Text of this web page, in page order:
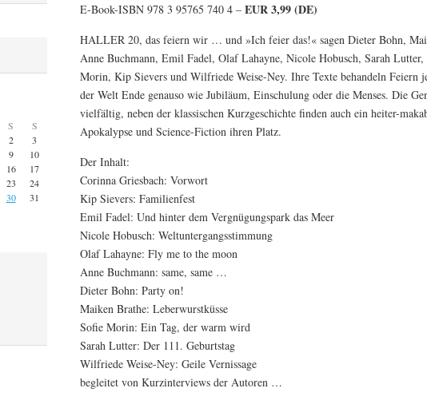
E-Book-ISBN 978 3 95765 740 4 – EUR 3,99 (DE)
HALLER 20, das feiern wir … und »Ich feier das!« sagen Dieter Bohn,
Anne Buchmann, Emil Fadel, Olaf Lahayne, Nicole Hobusch, Sarah Lutter,
Morin, Kip Sievers und Wilfriede Weise-Ney. Ihre Texte behandeln Feiern
der Welt Ende genauso wie Jubiläum, Einschulung oder die Menses. Die
vielfältig, neben der klassischen Kurzgeschichte finden auch ein heiter-
Apokalypse und Science-Fiction ihren Platz.
Der Inhalt:
Corinna Griesbach: Vorwort
Kip Sievers: Familienfest
Emil Fadel: Und hinter dem Vergnügungspark das Meer
Nicole Hobusch: Weltuntergangsstimmung
Olaf Lahayne: Fly me to the moon
Anne Buchmann: same, same …
Dieter Bohn: Party on!
Maiken Brathe: Leberwurstküsse
Sofie Morin: Ein Tag, der warm wird
Sarah Lutter: Der 111. Geburtstag
Wilfriede Weise-Ney: Geile Vernissage
begleitet von Kurzinterviews der Autoren …
S
S
2
3
9
10
16
17
23
24
30
31